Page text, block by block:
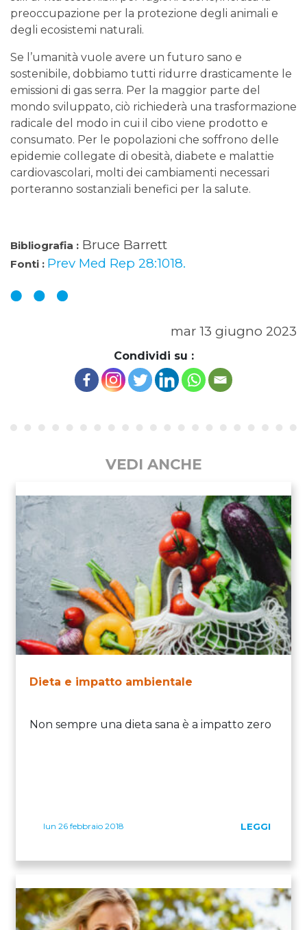
preoccupazione per la protezione degli animali e
degli ecosistemi naturali.
Se l’umanità vuole avere un futuro sano e
sostenibile, dobbiamo tutti ridurre drasticamente le
emissioni di gas serra. Per la maggior parte del
mondo sviluppato, ciò richiederà una trasformazione
radicale del modo in cui il cibo viene prodotto e
consumato. Per le popolazioni che soffrono delle
epidemie collegate di obesità, diabete e malattie
cardiovascolari, molti dei cambiamenti necessari
porteranno sostanziali benefici per la salute.
Bibliografia : Bruce Barrett
Fonti : Prev Med Rep 28:1018.
mar 13 giugno 2023
Condividi su :
VEDI ANCHE
Dieta e impatto ambientale
Non sempre una dieta sana è a impatto zero
lun 26 febbraio 2018 LEGGI